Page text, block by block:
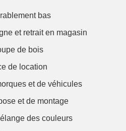
bas
et retrait en magasin
de bois
de location
et de véhicules
et de montage
des couleurs